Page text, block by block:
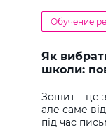
Обучение
Як
школи:
Зошит – це
але саме
під час